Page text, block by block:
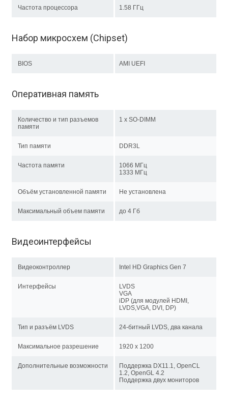
Частота процессора 1.58 ГГц
Набор микросхем (Chipset)
BIOS AMI UEFI
Оперативная память
Количество и тип разъемов
памяти
1 x SO-DIMM
Тип памяти DDR3L
Частота памяти
1066 МГц
1333 МГц
Объём установленной памяти Не установлена
Максимальный объем памяти до 4 Гб
Видеоинтерфейсы
Видеоконтроллер Intel HD Graphics Gen 7
Интерфейсы
LVDS
VGA
iDP (для модулей HDMI,
LVDS,VGA, DVI, DP)
Тип и разъём LVDS 24-битный LVDS, два канала
Максимальное разрешение 1920 x 1200
Дополнительные возможности
Поддержка DX11.1, OpenCL
1.2, OpenGL 4.2
Поддержка двух мониторов